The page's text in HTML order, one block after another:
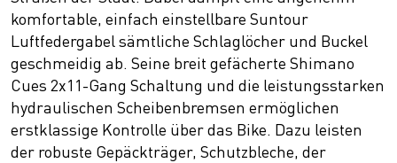
komfortable, einfach einstellbare Suntour
Luftfedergabel sämtliche Schlaglöcher und Buckel
geschmeidig ab. Seine breit gefächerte Shimano
Cues 2x11-Gang Schaltung und die leistungsstarken
hydraulischen Scheibenbremsen ermöglichen
erstklassige Kontrolle über das Bike. Dazu leisten
der robuste Gepäckträger, Schutzbleche, der